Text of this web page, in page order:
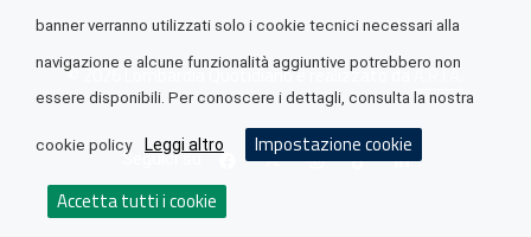
© 2026 Lombardia Quotidiano è realizzato daA.R.I.A.
Seguici su
banner verranno utilizzati solo i cookie tecnici necessari alla
navigazione e alcune funzionalità aggiuntive potrebbero non
essere disponibili. Per conoscere i dettagli, consulta la nostra
cookie policy Leggi altro Impostazione cookie
Accetta tutti i cookie